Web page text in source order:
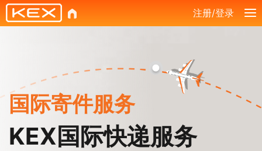
注册/登录
国际寄件服务
KEX国际快递服务